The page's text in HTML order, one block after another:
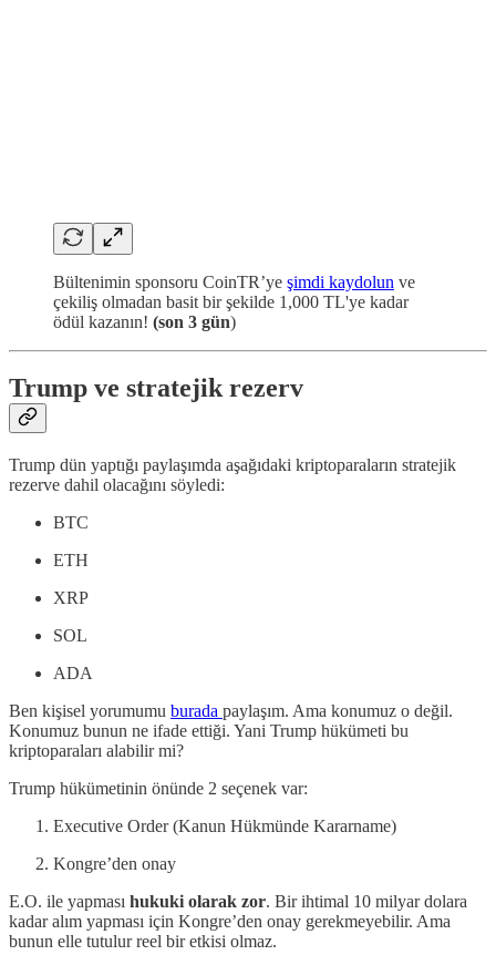
Bültenimin sponsoru CoinTR’ye şimdi kaydolun ve
çekiliş olmadan basit bir şekilde 1,000 TL'ye kadar
ödül kazanın! (son 3 gün)
Trump ve stratejik rezerv
Trump dün yaptığı paylaşımda aşağıdaki kriptoparaların stratejik
rezerve dahil olacağını söyledi:
BTC
ETH
XRP
SOL
ADA
Ben kişisel yorumumu burada paylaşım. Ama konumuz o değil.
Konumuz bunun ne ifade ettiği. Yani Trump hükümeti bu
kriptoparaları alabilir mi?
Trump hükümetinin önünde 2 seçenek var:
Executive Order (Kanun Hükmünde Kararname)
Kongre’den onay
E.O. ile yapması hukuki olarak zor. Bir ihtimal 10 milyar dolara
kadar alım yapması için Kongre’den onay gerekmeyebilir. Ama
bunun elle tutulur reel bir etkisi olmaz.